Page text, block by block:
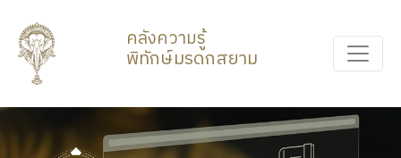
คลังความรู้
พิทักษ์มรดกสยาม